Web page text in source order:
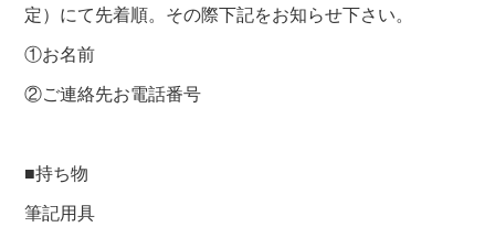
定）にて先着順。その際下記をお知らせ下さい。
①お名前
②ご連絡先お電話番号
■持ち物
筆記用具